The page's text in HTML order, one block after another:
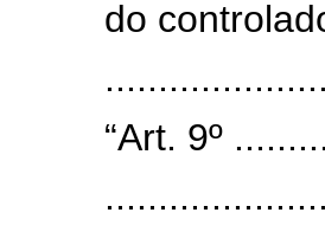
do
“Art. 9º